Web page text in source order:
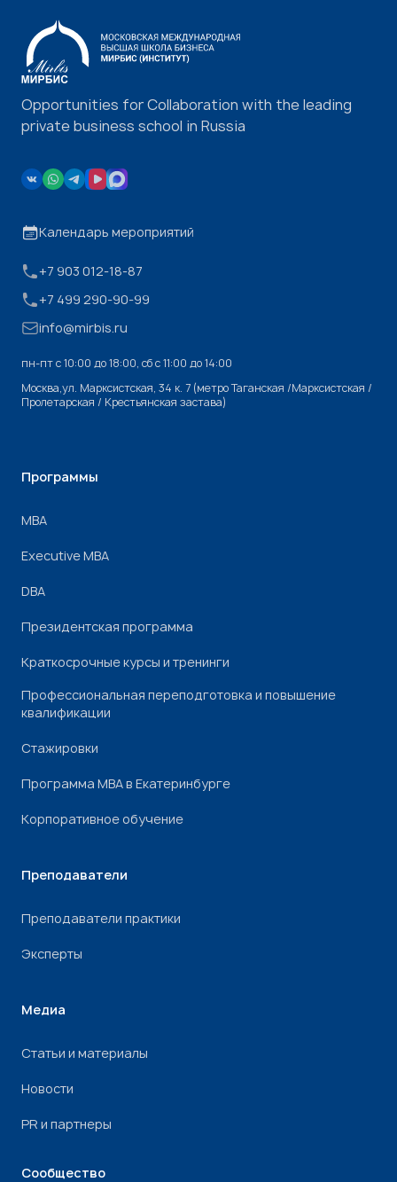
Opportunities for Collaboration with the leading
private business school in Russia
Календарь мероприятий
+7 903 012-18-87
+7 499 290-90-99
info@mirbis.ru
пн-пт с 10:00 до 18:00, cб с 11:00 до 14:00
Москва,ул. Марксистская, 34 к. 7 (метро Таганская /Марксистская /
Пролетарская / Крестьянская застава)
Программы
МВА
Executive MBA
DBA
Президентская программа
Краткосрочные курсы и тренинги
Профессиональная переподготовка и повышение
квалификации
Стажировки
Программа МВА в Екатеринбурге
Корпоративное обучение
Преподаватели
Преподаватели практики
Эксперты
Медиа
Статьи и материалы
Новости
PR и партнеры
Сообщество